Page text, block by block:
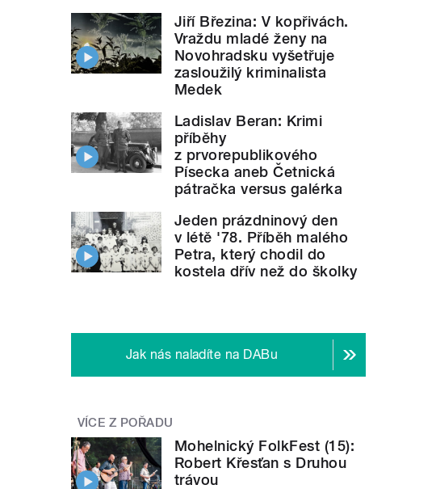
Jiří Březina: V kopřivách.
Vraždu mladé ženy na
Novohradsku vyšetřuje
zasloužilý kriminalista
Medek
Ladislav Beran: Krimi
příběhy
z prvorepublikového
Písecka aneb Četnická
pátračka versus galérka
Jeden prázdninový den
v létě '78. Příběh malého
Petra, který chodil do
kostela dřív než do školky
Jak nás naladíte na DABu
VÍCE Z POŘADU
Mohelnický FolkFest (15):
Robert Křesťan s Druhou
trávou